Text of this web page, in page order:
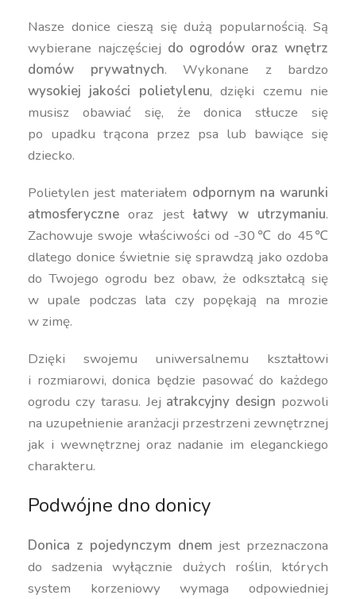
Nasze donice cieszą się dużą popularnością. Są
wybierane najczęściej do ogrodów oraz wnętrz
domów prywatnych. Wykonane z bardzo
wysokiej jakości polietylenu, dzięki czemu nie
musisz obawiać się, że donica stłucze się
po upadku trącona przez psa lub bawiące się
dziecko.
Polietylen jest materiałem odpornym na warunki
atmosferyczne oraz jestłatwy w utrzymaniu.
Zachowuje swoje właściwości od -30℃ do 45℃
dlatego donice świetnie się sprawdzą jako ozdoba
do Twojego ogrodu bez obaw, że odkształcą się
w upale podczas lata czy popękają na mrozie
w zimę.
Dzięki swojemu uniwersalnemu kształtowi
i rozmiarowi, donica będzie pasować do każdego
ogrodu czy tarasu. Jej atrakcyjny design pozwoli
na uzupełnienie aranżacji przestrzeni zewnętrznej
jak i wewnętrznej oraz nadanie im eleganckiego
charakteru.
Podwójne dno donicy
Donica z pojedynczym dnemjest przeznaczona
do sadzenia wyłącznie dużych roślin, których
system korzeniowy wymaga odpowiedniej